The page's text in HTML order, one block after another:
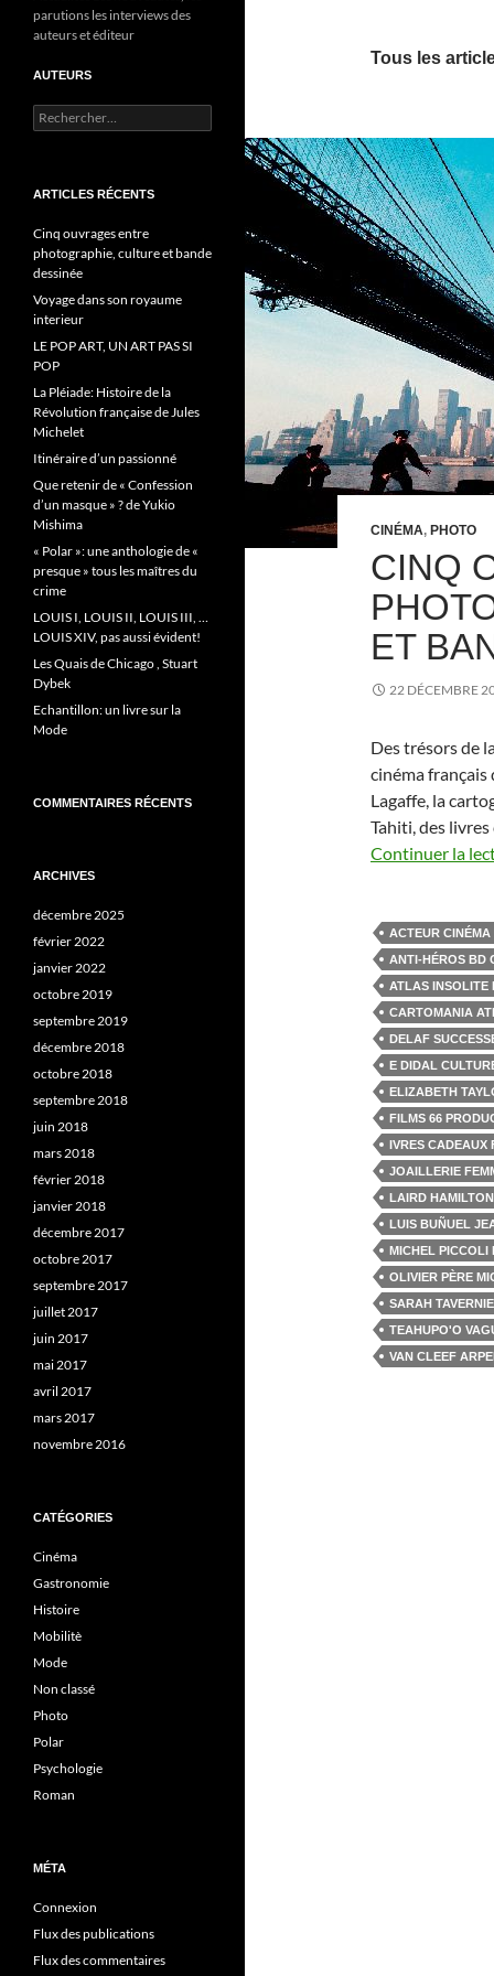
Tous les
CINÉMA, PHOTO
CINQ
ET
22 DÉCEMBRE
Des trésors de
cinéma français
Lagaffe, la
Tahiti, des livres
Continuer la
ACTEUR
ANTI-HÉROS BD
ATLAS INSOLITE
CARTOMANIA
DELAF
E DIDAL
ELIZABETH
FILMS 66
IVRES CADEAUX
JOAILLERIE
LAIRD
LUIS BUÑUEL
MICHEL PICCOLI
OLIVIER PÈRE
SARAH
TEAHUPO'O
VAN CLEEF
parutions les interviews des
auteurs et éditeur
AUTEURS
R
e
e
c
h
e
r
ARTICLES RÉCENTS
Cinq ouvrages entre
photographie, culture et bande
dessinée
Voyage dans son royaume
interieur
LE POP ART, UN ART PAS SI
POP
La Pléiade: Histoire de la
Révolution française de Jules
Michelet
Itinéraire d’un passionné
Que retenir de « Confession
d’un masque » ? de Yukio
Mishima
« Polar »: une anthologie de «
presque » tous les maîtres du
crime
LOUIS I, LOUIS II, LOUIS III, …
LOUIS XIV, pas aussi évident!
Les Quais de Chicago , Stuart
Dybek
Echantillon: un livre sur la
Mode
COMMENTAIRES RÉCENTS
ARCHIVES
décembre 2025
février 2022
janvier 2022
octobre 2019
septembre 2019
décembre 2018
octobre 2018
septembre 2018
juin 2018
mars 2018
février 2018
janvier 2018
décembre 2017
octobre 2017
septembre 2017
juillet 2017
juin 2017
mai 2017
avril 2017
mars 2017
novembre 2016
CATÉGORIES
Cinéma
Gastronomie
Histoire
Mobilitè
Mode
Non classé
Photo
Polar
Psychologie
Roman
MÉTA
Connexion
Flux des publications
Flux des commentaires